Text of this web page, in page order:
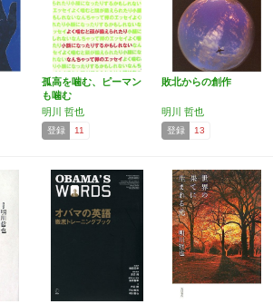
孤高を噛む、ピーマン
も噛む
明川 哲也
登録 11
敗北からの創作
明川 哲也
登録 13